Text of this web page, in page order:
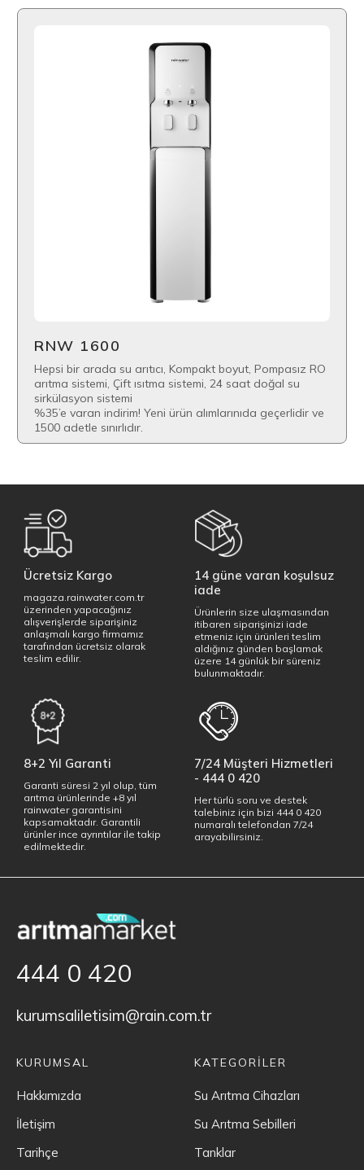
RNW 1600
Hepsi bir arada su arıtıcı, Kompakt boyut, Pompasız RO
arıtma sistemi, Çift ısıtma sistemi, 24 saat doğal su
sirkülasyon sistemi
%35’e varan indirim! Yeni ürün alımlarınıda geçerlidir ve
1500 adetle sınırlıdır.
Ücretsiz Kargo
magaza.rainwater.com.tr
üzerinden yapacağınız
alışverişlerde siparişiniz
anlaşmalı kargo firmamız
tarafından ücretsiz olarak
teslim edilir.
14 güne varan koşulsuz
iade
Ürünlerin size ulaşmasından
itibaren siparişinizi iade
etmeniz için ürünleri teslim
aldığınız günden başlamak
üzere 14 günlük bir süreniz
bulunmaktadır.
8+2 Yıl Garanti
Garanti süresi 2 yıl olup, tüm
arıtma ürünlerinde +8 yıl
rainwater garantisini
kapsamaktadır. Garantili
ürünler ince ayrıntılar ile takip
edilmektedir.
7/24 Müşteri Hizmetleri
- 444 0 420
Her türlü soru ve destek
talebiniz için bizi 444 0 420
numaralı telefondan 7/24
arayabilirsiniz.
444 0 420
kurumsaliletisim@rain.com.tr
KURUMSAL
Hakkımızda
İletişim
Tarihçe
KATEGORİLER
Su Arıtma Cihazları
Su Arıtma Sebilleri
Tanklar